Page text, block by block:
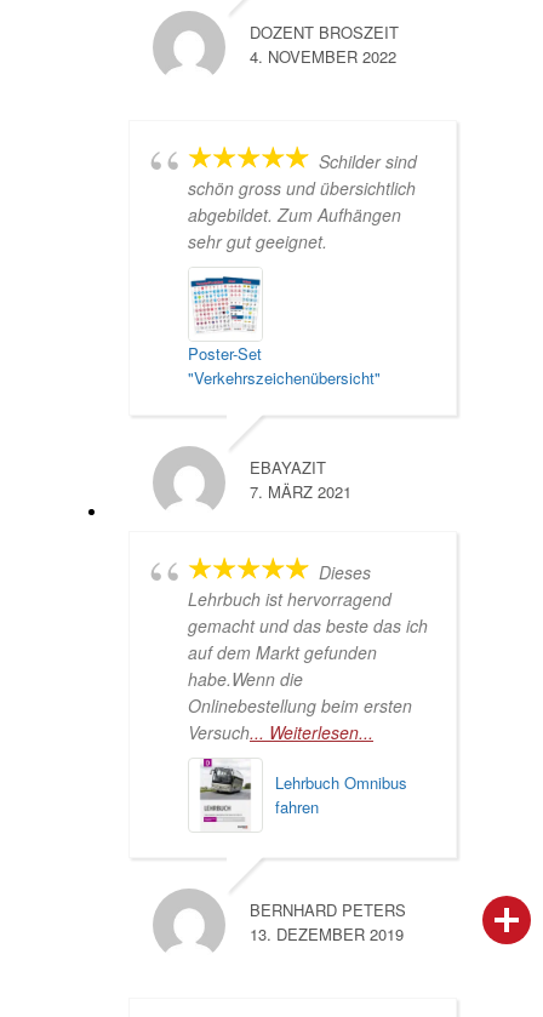
DOZENT BROSZEIT
4. NOVEMBER 2022
Schilder sind
schön gross und übersichtlich
abgebildet. Zum Aufhängen
sehr gut geeignet.
Poster-Set
"Verkehrszeichenübersicht"
EBAYAZIT
7. MÄRZ 2021
Dieses
Lehrbuch ist hervorragend
gemacht und das beste das ich
auf dem Markt gefunden
habe.Wenn die
Onlinebestellung beim ersten
Versuch... Weiterlesen...
Lehrbuch Omnibus
fahren
BERNHARD PETERS
13. DEZEMBER 2019
person IHR FACHBERATER